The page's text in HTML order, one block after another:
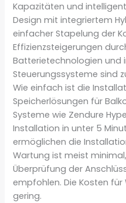
Kapazitäten und
Design mit integriertem
einfacher Stapelung der
Effizienzsteigerungen
Batterietechnologien und
Steuerungssysteme sind
Wie einfach ist die
Speicherlösungen für
Systeme wie Zendure
Installation in unter 5
ermöglichen die
Wartung ist meist
Überprüfung der
empfohlen. Die Kosten für
gering.